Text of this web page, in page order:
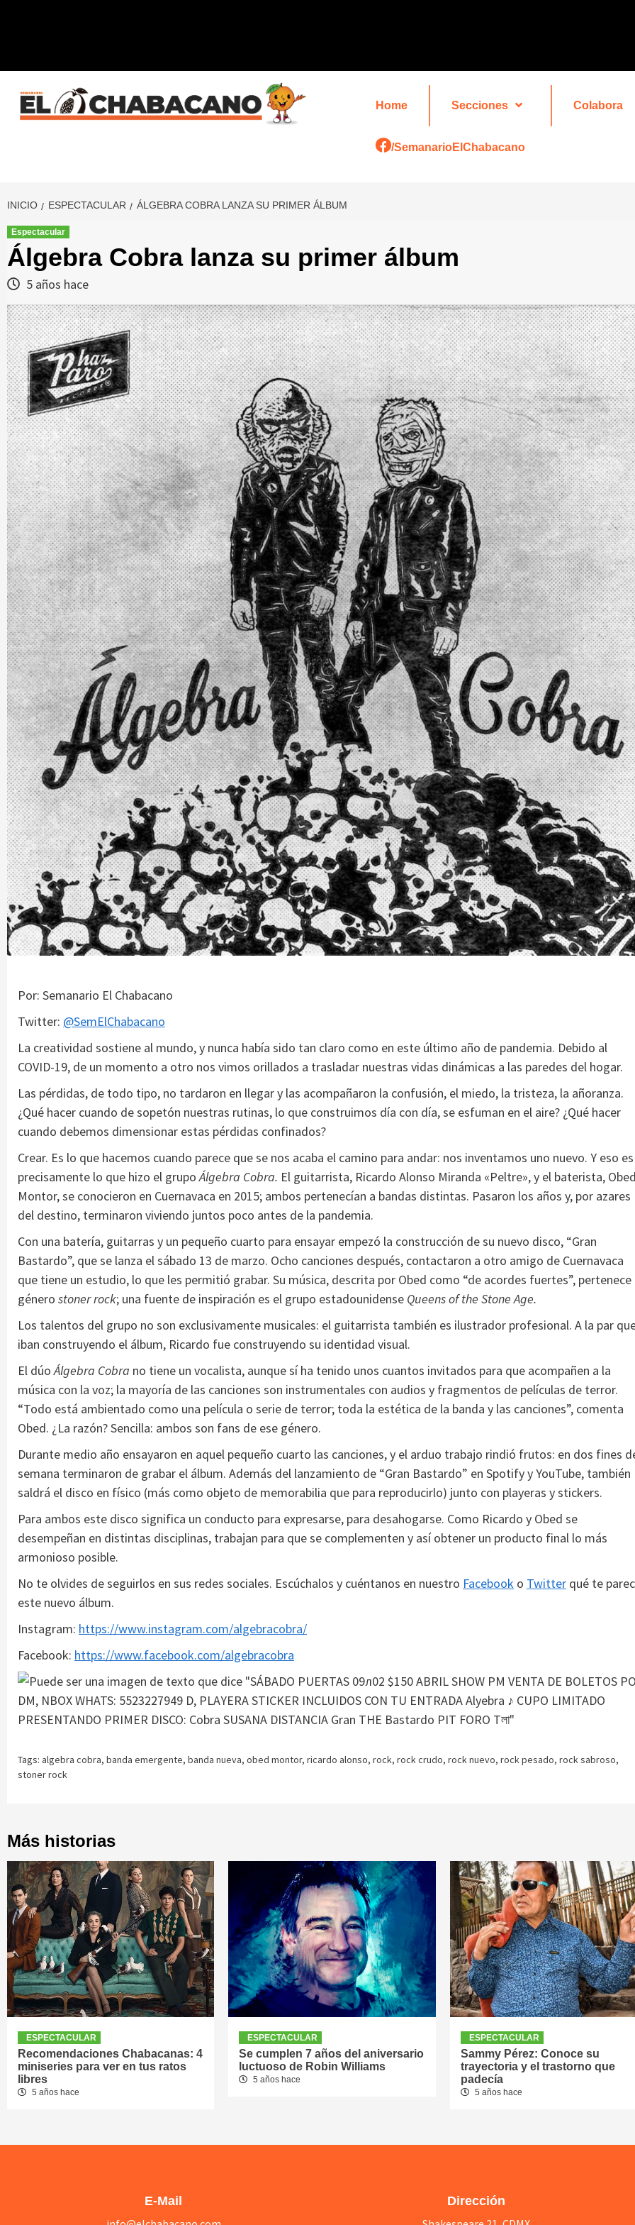
Home Secciones Colabora
/SemanarioElChabacano
INICIO ESPECTACULAR ÁLGEBRA COBRA LANZA SU PRIMER ÁLBUM
Espectacular
Álgebra Cobra lanza su primer álbum
5 años hace
Por: Semanario El Chabacano
Twitter: @SemElChabacano
La creatividad sostiene al mundo, y nunca había sido tan claro como en este último año de pandemia. Debido al
COVID-19, de un momento a otro nos vimos orillados a trasladar nuestras vidas dinámicas a las paredes del hogar.
Las pérdidas, de todo tipo, no tardaron en llegar y las acompañaron la confusión, el miedo, la tristeza, la añoranza.
¿Qué hacer cuando de sopetón nuestras rutinas, lo que construimos día con día, se esfuman en el aire? ¿Qué hacer
cuando debemos dimensionar estas pérdidas confinados?
Crear. Es lo que hacemos cuando parece que se nos acaba el camino para andar: nos inventamos uno nuevo. Y eso es
precisamente lo que hizo el grupoÁlgebra Cobra. El guitarrista, Ricardo Alonso Miranda «Peltre», y el baterista,
Montor, se conocieron en Cuernavaca en 2015; ambos pertenecían a bandas distintas. Pasaron los años y, por azares
del destino, terminaron viviendo juntos poco antes de la pandemia.
Con una batería, guitarras y un pequeño cuarto para ensayar empezó la construcción de su nuevo disco, “Gran
Bastardo”, que se lanza el sábado 13 de marzo. Ocho canciones después, contactaron a otro amigo de Cuernavaca
que tiene un estudio, lo que les permitió grabar. Su música, descrita por Obed como “de acordes fuertes”, pertenece
género stoner rock; una fuente de inspiración es el grupo estadounidense Queens of the Stone Age.
Los talentos del grupo no son exclusivamente musicales: el guitarrista también es ilustrador profesional. A la par
iban construyendo el álbum, Ricardo fue construyendo su identidad visual.
El dúoÁlgebra Cobra no tiene un vocalista, aunque sí ha tenido unos cuantos invitados para que acompañen a la
música con la voz; la mayoría de las canciones son instrumentales con audios y fragmentos de películas de terror.
“Todo está ambientado como una película o serie de terror; toda la estética de la banda y las canciones”, comenta
Obed. ¿La razón? Sencilla: ambos son fans de ese género.
Durante medio año ensayaron en aquel pequeño cuarto las canciones, y el arduo trabajo rindió frutos: en dos fines
semana terminaron de grabar el álbum. Además del lanzamiento de “Gran Bastardo” en Spotify y YouTube, también
saldrá el disco en físico (más como objeto de memorabilia que para reproducirlo) junto con playeras y stickers.
Para ambos este disco significa un conducto para expresarse, para desahogarse. Como Ricardo y Obed se
desempeñan en distintas disciplinas, trabajan para que se complementen y así obtener un producto final lo más
armonioso posible.
No te olvides de seguirlos en sus redes sociales. Escúchalos y cuéntanos en nuestro Facebook o Twitter qué te
este nuevo álbum.
Instagram: https://www.instagram.com/algebracobra/
Facebook: https://www.facebook.com/algebracobra
Tags: algebra cobra, banda emergente, banda nueva, obed montor, ricardo alonso, rock, rock crudo, rock nuevo, rock pesado, rock sabroso,
stoner rock
Más historias
ESPECTACULAR
Recomendaciones Chabacanas: 4
miniseries para ver en tus ratos
libres
5 años hace
ESPECTACULAR
Se cumplen 7 años del aniversario
luctuoso de Robin Williams
5 años hace
ESPECTACULAR
Sammy Pérez: Conoce su
trayectoria y el trastorno que
padecía
5 años hace
E-Mail
Dirección